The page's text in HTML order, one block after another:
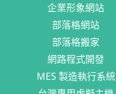
企業形象網站
部落格網站
部落格搬家
網路程式開發
MES 製造執行系統